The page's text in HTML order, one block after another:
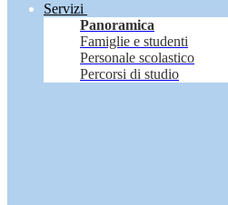
Servizi
Panoramica
Famiglie e studenti
Personale scolastico
Percorsi di studio